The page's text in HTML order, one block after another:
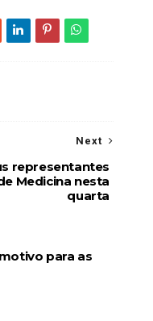
Next
representantes
Medicina nesta
quarta
para as